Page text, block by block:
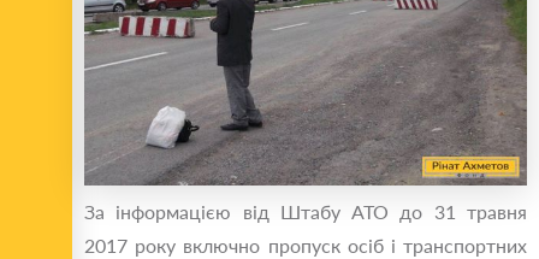
За інформацією від Штабу АТО до 31 травня
2017 року включно пропуск осіб і транспортних